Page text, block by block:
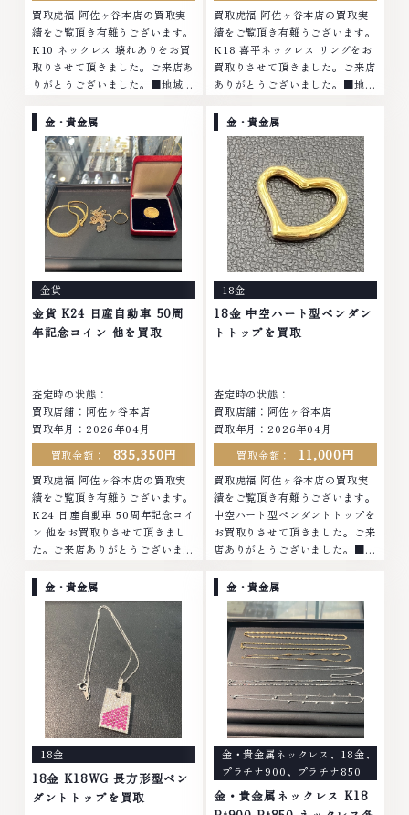
買取虎福 阿佐ヶ谷本店の買取実
績をご覧頂き有難うございます。
K10 ネックレス 壊れありをお買
取りさせて頂きました。ご来店あ
りがとうございました。■地域買
モンド ブランド品 ブランド衣類
お酒買取りのことなら、お任せく
ださいなかでも金・プラチナ等の
アクセサリー・貴金属・宝石・ダ
イヤモンド・ジュエリーや ブラ
ンド品・時計等は特に自信を持っ
て、高額査定を実現しておりま
す。 古くて使わなくなってしま
ったアクセサリー、動かなくなっ
てしまった腕時計、多くのお品物
の高価買取りを実現しており、他
店ではお値段の付かなかったお品
物でも、一点一点丁寧に無料で査
無休
買取虎福 阿佐ヶ谷本店の買取実
績をご覧頂き有難うございます。
K18 喜平ネックレス リングをお
買取りさせて頂きました。ご来店
ありがとうございました。■地域
ヤモンド ブランド品 ブランド衣
類 お酒買取りのことなら、お任
せくださいなかでも金・プラチナ
等のアクセサリー・貴金属・宝
石・ダイヤモンド・ジュエリーや
ブランド品・時計等は特に自信を
持って、高額査定を実現しており
ます。 古くて使わなくなってし
まったアクセサリー、動かなくな
ってしまった腕時計、多くのお品
物の高価買取りを実現しており、
他店ではお値段の付かなかったお
品物でも、一点一点丁寧に無料で
中無休
金・貴金属
金貨
金貨 K24 日産自動車 50周
年記念コイン 他を買取
査定時の状態：
買取店舗：阿佐ヶ谷本店
買取年月：2026年04月
買取金額：
835,350円
買取虎福 阿佐ヶ谷本店の買取実
績をご覧頂き有難うございます。
K24 日産自動車 50周年記念コイ
ン 他をお買取りさせて頂きまし
た。ご来店ありがとうございまし
ラチナ ダイヤモンド ブランド品
ブランド衣類 お酒買取りのこと
なら、お任せくださいなかでも
金・プラチナ等のアクセサリー・
貴金属・宝石・ダイヤモンド・ジ
ュエリーや ブランド品・時計等
は特に自信を持って、高額査定を
実現しております。 古くて使わ
なくなってしまったアクセサリ
ー、動かなくなってしまった腕時
計、多くのお品物の高価買取りを
実現しており、他店ではお値段の
付かなかったお品物でも、一点一
金・貴金属
18金
18金 中空ハート型ペンダン
トトップを買取
査定時の状態：
買取店舗：阿佐ヶ谷本店
買取年月：2026年04月
買取金額：
11,000円
買取虎福 阿佐ヶ谷本店の買取実
績をご覧頂き有難うございます。
中空ハート型ペンダントトップを
お買取りさせて頂きました。ご来
店ありがとうございました。■地
イヤモンド ブランド品 ブランド
衣類 お酒買取りのことなら、お
任せくださいなかでも金・プラチ
ナ等のアクセサリー・貴金属・宝
石・ダイヤモンド・ジュエリーや
ブランド品・時計等は特に自信を
持って、高額査定を実現しており
ます。 古くて使わなくなってし
まったアクセサリー、動かなくな
ってしまった腕時計、多くのお品
物の高価買取りを実現しており、
他店ではお値段の付かなかったお
品物でも、一点一点丁寧に無料で
査定します。お気軽にご連絡くだ
金・貴金属
18金
18金 K18WG 長方形型ペン
ダントトップを買取
金・貴金属
金・貴金属ネックレス 、 18金、
プラチナ900、 プラチナ850
金・貴金属ネックレス K18